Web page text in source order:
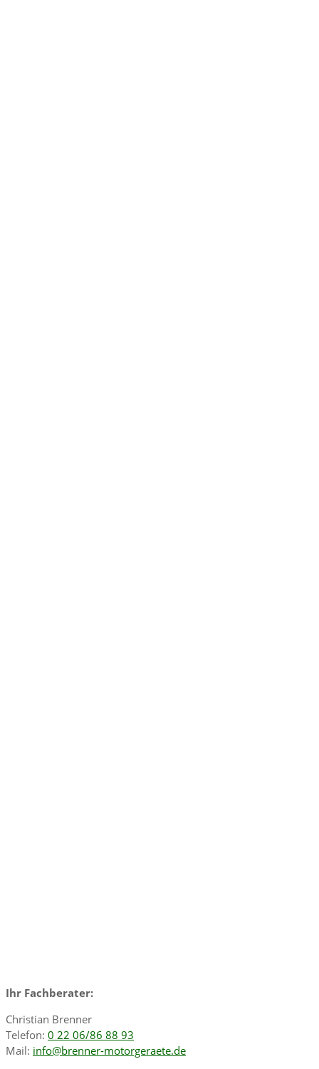
Ihr Fachberater:
Christian Brenner
Telefon: 0 22 06/86 88 93
Mail: info@brenner-motorgeraete.de